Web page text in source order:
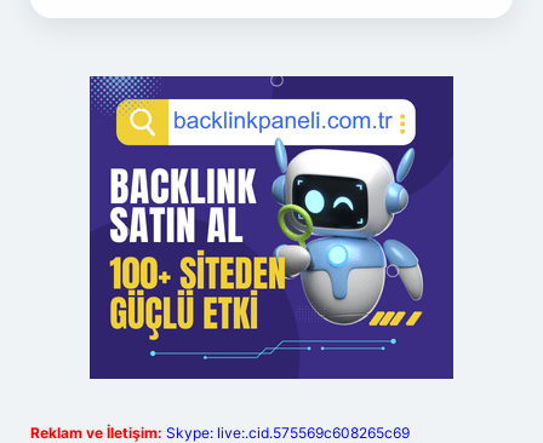
Reklam ve İletişim: Skype: live:.cid.575569c608265c69